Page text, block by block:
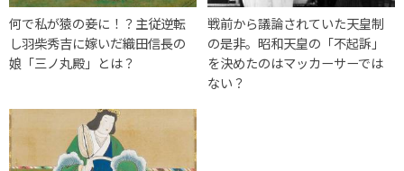
何で私が猿の妾に！？主従逆転
し羽柴秀吉に嫁いだ織田信長の
娘「三ノ丸殿」とは？
戦前から議論されていた天皇制
の是非。昭和天皇の「不起訴」
を決めたのはマッカーサーでは
ない？